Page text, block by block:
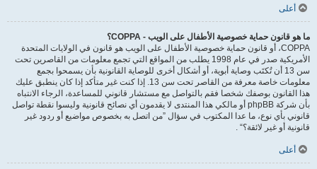
أعلى
ما هو قانون حماية خصوصية الأطفال على الويب - COPPA؟
COPPA، أو قانون حماية خصوصية الأطفال على الويب هو قانون في الولايات المتحدة
الأمريكية صدر في عام 1998 يطلب من المواقع التي تجمع معلومات من القاصرين تحت
سن 13 أن تُكتَب وصاية أبوية، أو أشكال أخرى للوصاية القانونية بأن يسمحوا بجمع
معلومات خاصة معرفة من القاصر تحت سن 13. إذا كنت غير متأكد إذا كان ينطبق عليك
هذا القانون بوصفك شخصا فقم بالتواصل مع مستشار قانوني للمساعدة، الرجاء الانتباه
بأن شركة phpBB أو مالكي هذا المنتدى لا يقدمون أي نصائح قانونية وليسوا نقطة تواصل
قانوني بأي نوع، ما عدا المكتوب في سؤال ”من اتصل به بخصوص مواضيع أو ردود غير
قانونية أو غير لائقة؟“ .
أعلى